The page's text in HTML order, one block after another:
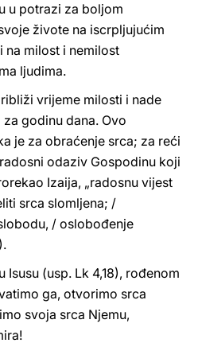
u potrazi za boljom
živote na iscrpljujućim
na milost i nemilost
ljudima.
vrijeme milosti i nade
godinu dana. Ovo
je za obraćenje srca; za reći
odaziv Gospodinu koji
Izaija, „radosnu vijest
srca slomljena; /
/ oslobođenje
Isusu (usp. Lk 4,18), rođenom
ga, otvorimo srca
svoja srca Njemu,